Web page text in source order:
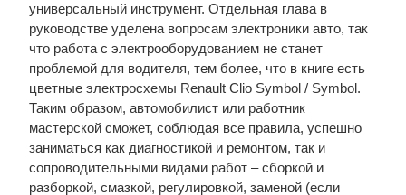
универсальный инструмент. Отдельная глава в
руководстве уделена вопросам электроники авто, так
что работа с электрооборудованием не станет
проблемой для водителя, тем более, что в книге есть
цветные электросхемы Renault Clio Symbol / Symbol.
Таким образом, автомобилист или работник
мастерской сможет, соблюдая все правила, успешно
заниматься как диагностикой и ремонтом, так и
сопроводительными видами работ – сборкой и
разборкой, смазкой, регулировкой, заменой (если